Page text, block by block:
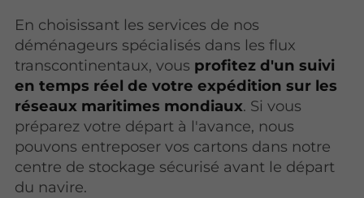
En choisissant les services de nos
déménageurs spécialisés dans les flux
transcontinentaux, vous profitez d'un suivi
en temps réel de votre expédition sur les
réseaux maritimes mondiaux. Si vous
préparez votre départ à l'avance, nous
pouvons entreposer vos cartons dans notre
centre de stockage sécurisé avant le départ
du navire.